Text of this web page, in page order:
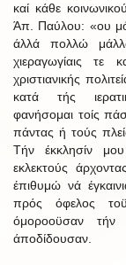
καί κάθε
Άπ. Παύλου: «ου
άλλά πολλώ
χιεραγωγίαις τε
χριστιανικής
κατά τής
φανήσομαι τοίς
πάντας ή τούς
Τήν έκκλησίν
εκλεκτούς
έπιθυμώ νά
πρός όφελος
όμοροοϋσαν τήν
άποδίδουσαν.